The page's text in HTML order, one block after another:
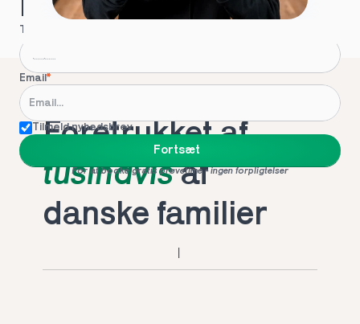
Hvordan kontakter vi dig?
Telefon
Email*
Tilmeld nyhedsbrev
Fortsæt
For at booke gratis prøvetime - ingen forpligtelser
Foretrukket af
tusindvis af
danske familier